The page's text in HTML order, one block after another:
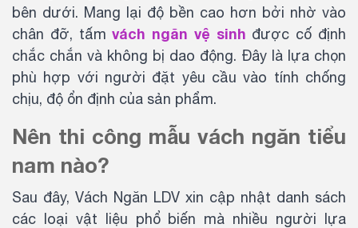
bên dưới. Mang lại độ bền cao hơn bởi nhờ vào
chân đỡ, tấmvách ngăn vệ sinh được cố định
chắc chắn và không bị dao động. Đây là lựa chọn
phù hợp với người đặt yêu cầu vào tính chống
chịu, độ ổn định của sản phẩm.
Nên thi công mẫu vách ngăn tiểu
nam nào?
Sau đây, Vách Ngăn LDV xin cập nhật danh sách
các loại vật liệu phổ biến mà nhiều người lựa